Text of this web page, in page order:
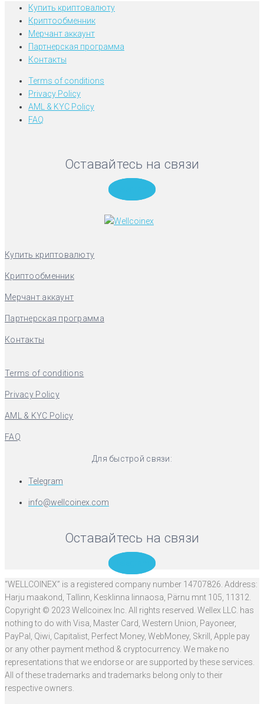
Купить криптовалюту
Криптообменник
Мерчант аккаунт
Партнерская программа
Контакты
Terms of conditions
Privacy Policy
AML & KYC Policy
FAQ
Оставайтесь на связи
Купить криптовалюту
Криптообменник
Мерчант аккаунт
Партнерская программа
Контакты
Terms of conditions
Privacy Policy
AML & KYC Policy
FAQ
Для быстрой связи:
Telegram
info@wellcoinex.com
Оставайтесь на связи
“WELLCOINEX” is a registered company number 14707826. Address:
Harju maakond, Tallinn, Kesklinna linnaosa, Pärnu mnt 105, 11312.
Copyright © 2023 Wellcoinex Inc. All rights reserved. Wellex LLC. has
nothing to do with Visa, Master Card, Western Union, Payoneer,
PayPal, Qiwi, Capitalist, Perfect Money, WebMoney, Skrill, Apple pay
or any other payment method & cryptocurrency. We make no
representations that we endorse or are supported by these services.
All of these trademarks and trademarks belong only to their
respective owners.